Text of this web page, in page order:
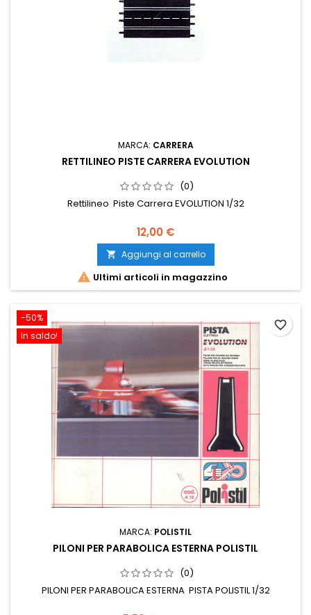
MARCA: CARRERA
RETTILINEO PISTE CARRERA EVOLUTION
(0)
Rettilineo Piste Carrera EVOLUTION 1/32
12,00 €
 Aggiungi al carrello
 Ultimi articoli in magazzino
-50%
In saldo!
MARCA: POLISTIL
PILONI PER PARABOLICA ESTERNA POLISTIL
(0)
PILONI PER PARABOLICA ESTERNA PISTA POLISTIL 1/32
favorite_border